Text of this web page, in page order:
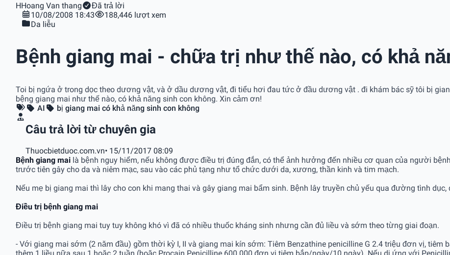
HHoang Van thang
Đã trả lời
10/08/2008 18:43
188,446 lượt xem
Da liễu
Bệnh giang mai - chữa trị như thế nào, có khả
Toi bị ngứa ở trong dọc theo dương vật, và ở dầu dương vật, đi tiểu hơi đau tức ở đầu dương vật . đi khám bác sỹ tôi bị
bệng giang mai như thế nào, có khả năng sinh con không. Xin cảm ơn!
AI
bị giang mai có khả năng sinh con không
Câu trả lời từ chuyên gia
Thuocbietduoc.com.vn• 15/11/2017 08:09
Bệnh giang mai là bệnh nguy hiểm, nếu không được điều trị đúng đắn, có thể ảnh hưởng đến nhiều cơ quan của người
trước tiên gây cho da và niêm mạc, sau vào các phủ tạng như tổ chức dưới da, xương, thần kinh và tim mạch.
Nếu mẹ bị giang mai thì lây cho con khi mang thai và gây giang mai bẩm sinh. Bệnh lây truyền chủ yếu qua đường tình
Điều trị bệnh giang mai
Điều trị bệnh giang mai tuy tuy không khó vì đã có nhiều thuốc kháng sinh nhưng cần đủ liều và sớm theo từng giai đoạn.
- Với giang mai sớm (2 năm đầu) gồm thời kỳ I, II và giang mai kín sớm: Tiêm Benzathine penicilline G 2.4 triệu đơn vị, tiêm